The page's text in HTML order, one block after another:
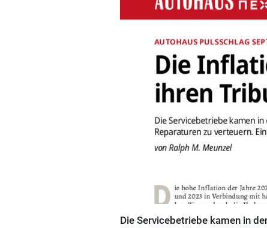
Die Servicebetriebe kamen in